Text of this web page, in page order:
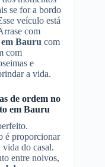
se for a bordo
veículo está
com
em Bauru com
com
e
a vida.
de ordem no
em Bauru
é proporcionar
do casal.
entre noivos,